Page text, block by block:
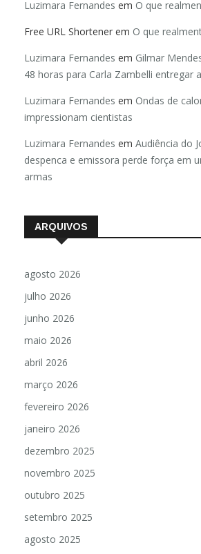
Luzimara Fernandes em O que
Free URL Shortener em O que
Luzimara Fernandes em Gilmar
48 horas para Carla Zambelli entregar
Luzimara Fernandes em Ondas de
impressionam cientistas
Luzimara Fernandes em Audiência do
despenca e emissora perde força em
armas
ARQUIVOS
agosto 2026
julho 2026
junho 2026
maio 2026
abril 2026
março 2026
fevereiro 2026
janeiro 2026
dezembro 2025
novembro 2025
outubro 2025
setembro 2025
agosto 2025